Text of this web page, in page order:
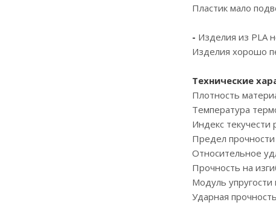
Пластик мало
- Изделия из PLA
Изделия хорошо
Технические
Плотность
Температура
Индекс текучести
Предел прочности
Относительное
Прочность на
Модуль упругости
Ударная